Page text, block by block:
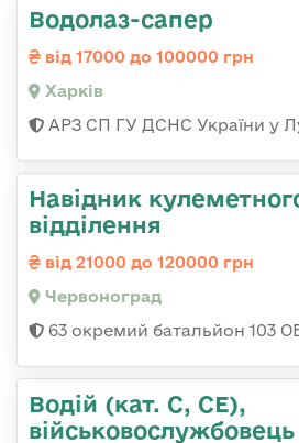
Водолаз-сапер
від 17000 до 100000 грн
Харків
АРЗ СП ГУ ДСНС України у
Навідник
відділення
від 21000 до 120000 грн
Червоноград
63 окремий батальйон 103
Водій (кат. С, СЕ),
військовослужбовець